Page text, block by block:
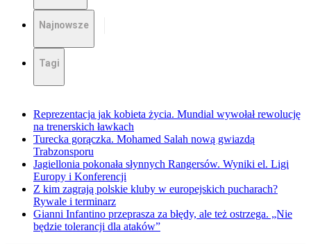
Najnowsze
Tagi
Reprezentacja jak kobieta życia. Mundial wywołał rewolucję
na trenerskich ławkach
Turecka gorączka. Mohamed Salah nową gwiazdą
Trabzonsporu
Jagiellonia pokonała słynnych Rangersów. Wyniki el. Ligi
Europy i Konferencji
Z kim zagrają polskie kluby w europejskich pucharach?
Rywale i terminarz
Gianni Infantino przeprasza za błędy, ale też ostrzega. „Nie
będzie tolerancji dla ataków”